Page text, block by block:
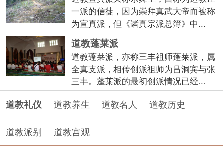
一派的信徒，因为崇拜真武大帝而被称
为宣真派，但《诸真宗派总簿》中...
道教蓬莱派
道教蓬莱派，亦称三丰祖师蓬莱派，属
全真支派，相传创派祖师为吕洞宾与张
三丰。蓬莱派的最初创派情况已经...
道教礼仪 道教养生 道教名人 道教历史
道教派别 道教宫观